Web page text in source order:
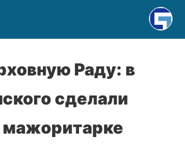
Раду: в
сделали
мажоритарке